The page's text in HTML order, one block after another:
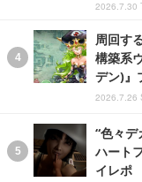
2026.7.30
周回す
構築系
デン)』
2026.7.26
“色々
ハート
イレポ